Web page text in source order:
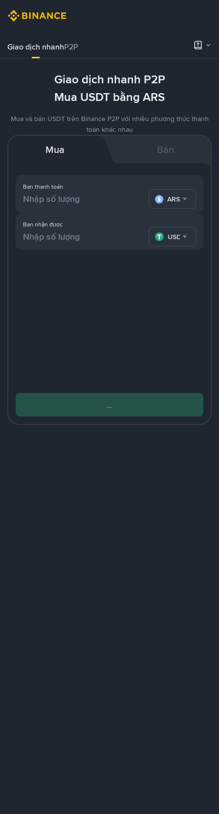
Giao dịch nhanhP2P
Giao dịch nhanh P2P
Mua USDT bằng ARS
Mua và bán USDT trên Binance P2P với nhiều phương thức thanh
toán khác nhau
Mua Bán
Bạn thanh toán
ARS
Bạn nhận được
USDT